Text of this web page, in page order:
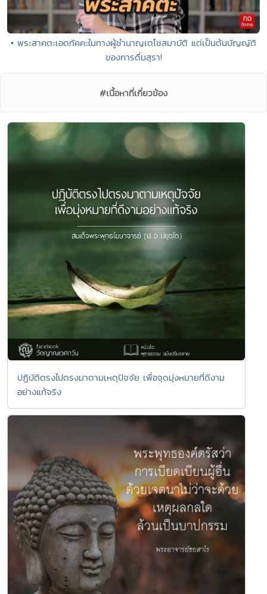
• พระสาคตะเอตทัคคะในทางผู้ชำนาญเตโชสมาบัติ แต่เป็นต้นบัญญัติ
ของการดื่มสุรา!
#เนื้อหาที่เกี่ยวข้อง
ปฏิบัติตรงไปตรงมาตามเหตุปัจจัย เพื่อจุดมุ่งหมายที่ดีงาม
อย่างแท้จริง